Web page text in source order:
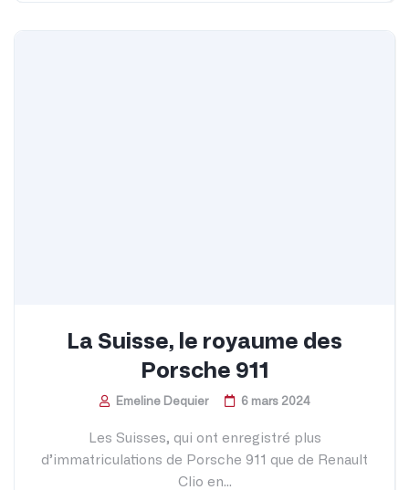
La Suisse, le royaume des
Porsche 911
Emeline Dequier 6 mars 2024
Les Suisses, qui ont enregistré plus
d’immatriculations de Porsche 911 que de Renault
Clio en...